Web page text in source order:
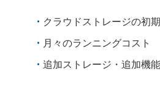
クラウドストレージの初
月々のランニングコスト
追加ストレージ・追加機